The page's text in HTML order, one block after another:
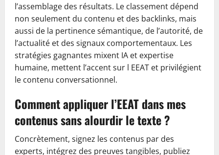
l’assemblage des résultats. Le classement dépend
non seulement du contenu et des backlinks, mais
aussi de la pertinence sémantique, de l’autorité, de
l’actualité et des signaux comportementaux. Les
stratégies gagnantes mixent IA et expertise
humaine, mettent l’accent sur l EEAT et privilégient
le contenu conversationnel.
Comment appliquer l’EEAT dans mes
contenus sans alourdir le texte ?
Concrètement, signez les contenus par des
experts, intégrez des preuves tangibles, publiez